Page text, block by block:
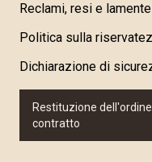
Reclami, resi e
Politica sulla
Dichiarazione di
Restituzione
contratto